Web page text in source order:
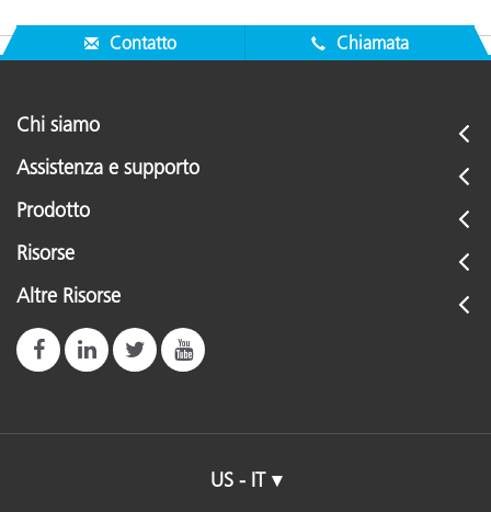
Contatto Chiamata
Chi siamo
Assistenza e supporto
Prodotto
Risorse
Altre Risorse
US - IT